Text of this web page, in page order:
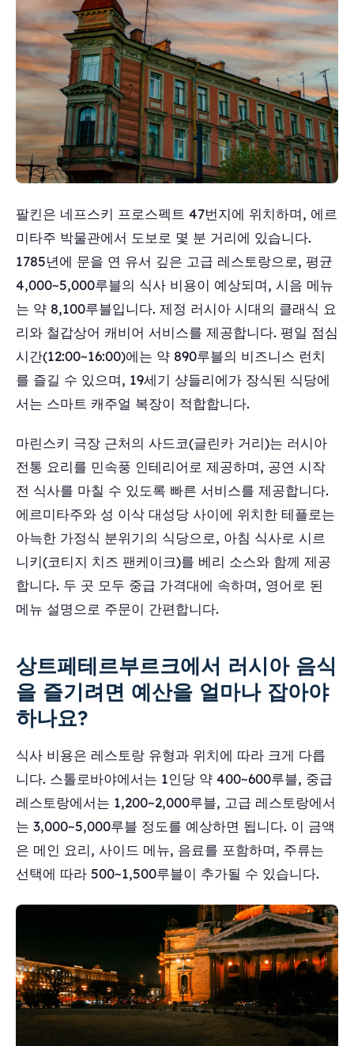
팔킨은 네프스키 프로스펙트 47번지에 위치하며, 에르
미타주 박물관에서 도보로 몇 분 거리에 있습니다.
1785년에 문을 연 유서 깊은 고급 레스토랑으로, 평균
4,000~5,000루블의 식사 비용이 예상되며, 시음 메뉴
는 약 8,100루블입니다. 제정 러시아 시대의 클래식 요
리와 철갑상어 캐비어 서비스를 제공합니다. 평일 점심
시간(12:00~16:00)에는 약 890루블의 비즈니스 런치
를 즐길 수 있으며, 19세기 샹들리에가 장식된 식당에
서는 스마트 캐주얼 복장이 적합합니다.
마린스키 극장 근처의 사드코(글린카 거리)는 러시아
전통 요리를 민속풍 인테리어로 제공하며, 공연 시작
전 식사를 마칠 수 있도록 빠른 서비스를 제공합니다.
에르미타주와 성 이삭 대성당 사이에 위치한 테플로는
아늑한 가정식 분위기의 식당으로, 아침 식사로 시르
니키(코티지 치즈 팬케이크)를 베리 소스와 함께 제공
합니다. 두 곳 모두 중급 가격대에 속하며, 영어로 된
메뉴 설명으로 주문이 간편합니다.
상트페테르부르크에서 러시아 음식
을 즐기려면 예산을 얼마나 잡아야
하나요?
식사 비용은 레스토랑 유형과 위치에 따라 크게 다릅
니다. 스톨로바야에서는 1인당 약 400~600루블, 중급
레스토랑에서는 1,200~2,000루블, 고급 레스토랑에서
는 3,000~5,000루블 정도를 예상하면 됩니다. 이 금액
은 메인 요리, 사이드 메뉴, 음료를 포함하며, 주류는
선택에 따라 500~1,500루블이 추가될 수 있습니다.